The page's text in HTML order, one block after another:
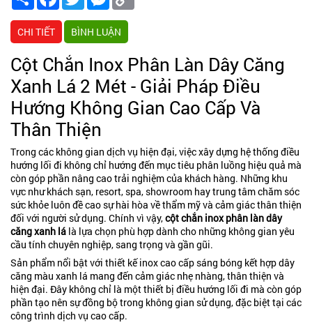
CHI TIẾT BÌNH LUẬN
Cột Chắn Inox Phân Làn Dây Căng
Xanh Lá 2 Mét - Giải Pháp Điều
Hướng Không Gian Cao Cấp Và
Thân Thiện
Trong các không gian dịch vụ hiện đại, việc xây dựng hệ thống điều
hướng lối đi không chỉ hướng đến mục tiêu phân luồng hiệu quả mà
còn góp phần nâng cao trải nghiệm của khách hàng. Những khu
vực như khách sạn, resort, spa, showroom hay trung tâm chăm sóc
sức khỏe luôn đề cao sự hài hòa về thẩm mỹ và cảm giác thân thiện
đối với người sử dụng. Chính vì vậy,cột chắn inox phân làn dây
căng xanh lá là lựa chọn phù hợp dành cho những không gian yêu
cầu tính chuyên nghiệp, sang trọng và gần gũi.
Sản phẩm nổi bật với thiết kế inox cao cấp sáng bóng kết hợp dây
căng màu xanh lá mang đến cảm giác nhẹ nhàng, thân thiện và
hiện đại. Đây không chỉ là một thiết bị điều hướng lối đi mà còn góp
phần tạo nên sự đồng bộ trong không gian sử dụng, đặc biệt tại các
công trình dịch vụ cao cấp.